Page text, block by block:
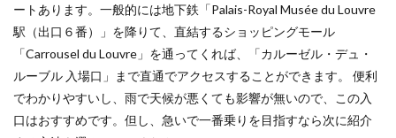
ートあります。一般的には地下鉄「Palais-Royal Musée du Louvre
駅（出口６番）」を降りて、直結するショッピングモール
「Carrousel du Louvre」を通ってくれば、「カルーゼル・デュ・
ルーブル 入場口」まで直通でアクセスすることができます。 便利
でわかりやすいし、雨で天候が悪くても影響が無いので、この入
口はおすすめです。但し、急いで一番乗りを目指すなら次に紹介